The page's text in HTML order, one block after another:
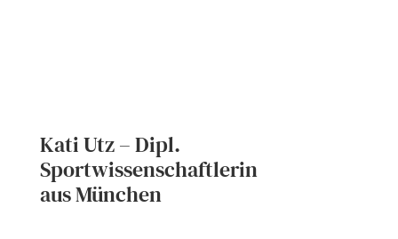
Kati Utz – Dipl.
Sportwissenschaftlerin
aus München